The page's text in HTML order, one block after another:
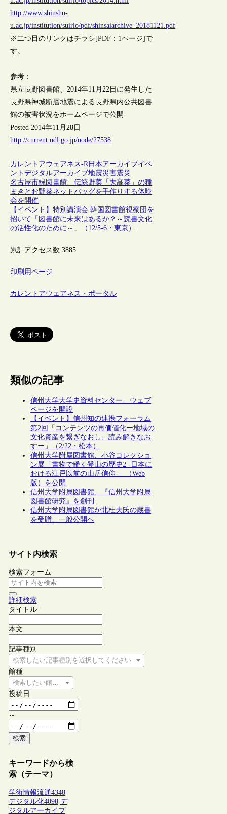
http://www.shinshu-
u.ac.jp/institution/suirlo/pdf/shinsaiarchive_20181121.pdf
※二つ目のリンクはチラシ[PDF：1ページ]で
す。
参考：
県立長野図書館、2014年11月22日に発生した
長野県神城断層地震による長野県内公共図書
館の被害状況をホームページで公開
Posted 2014年11月28日
http://current.ndl.go.jp/node/27538
カレントアウェアネス-R 日本アーカイブイベ
ントデジタルアーカイブ地震災害震災
名古屋市緑図書館、伝統野菜「大高菜」の種
まきとお野菜ネットバッグを手作りする体験
会を開催
【イベント】特別講演会 韓国図書館視察団を
招いて「図書館に未来はあるか？～読書文化
の活性化のために～」（12/5-6・東京）
累計アクセス数:3885
印刷用ページ
カレントアウェアネス・ポータル
類似の記事
信州大学大学史資料センター、ウェブ
ページを開設
【イベント】信州知の連携フォーラム
第2回「コンテンツの再価値化ー地域の
文化資産を繋ぎなおし、読み解きなお
すー」（2/22・松本）
信州大学附属図書館、小谷コレクショ
ン展「書物で繙く登山の歴史2 -日本に
おける江戸以前の山岳信仰-」（Web
版）を公開
信州大学附属図書館、『信州大学附属
図書館研究』を創刊
信州大学附属図書館が北杜夫氏の蔵書
を受贈、一般公開へ
サイト内検索
検索フォーム
詳細検索
タイトル
本文
記事種別
検索したい記事種別を選択してください
館種
検索したい館種を選択してください
投稿日
～
検索
キーワードから検
索（テーマ）
学術情報流通4348
デジタル化4098 デ
ジタルアーカイブ